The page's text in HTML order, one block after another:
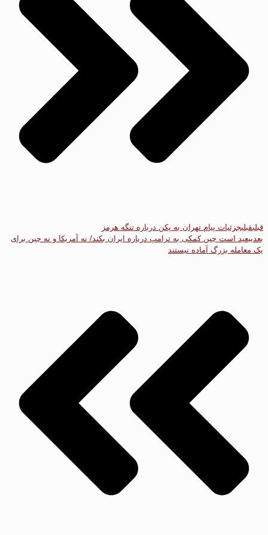
قبلیقبلیجزئیات پیام تهران به پکن درباره تنگه هرمز
بعدیبعید است چین کمکی به ترامپ درباره ایران بکند/ نه آمریکا و نه چین برای
یک معامله بزرگ آماده نیستند